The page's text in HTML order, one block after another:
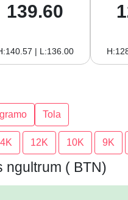
139.60
| L:136.00
Tola
12K 10K 9K
ngultrum ( BTN)